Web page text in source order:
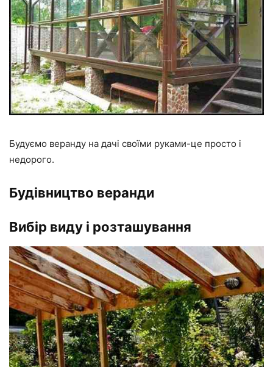
Будуємо веранду на дачі своїми руками-це просто і
недорого.
Будівництво веранди
Вибір виду і розташування